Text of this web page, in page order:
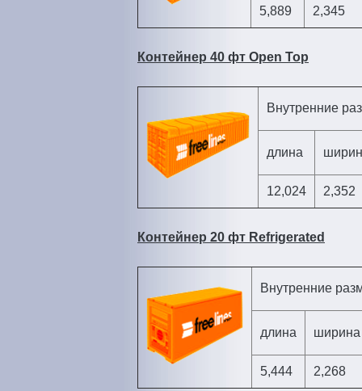
5,889 2,345
Контейнер 40 фт Open Top
Внутренние
длина
12,024 2,352
Контейнер 20 фт Refrigerated
Внутренние
длина ширина
5,444 2,268